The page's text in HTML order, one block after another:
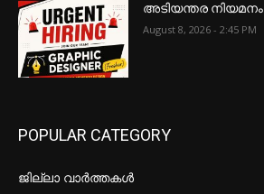
അടിയന്തര നിയമനം
August 8, 2026 - 2:45 PM
POPULAR CATEGORY
ജില്ലാ വാർത്തകൾ